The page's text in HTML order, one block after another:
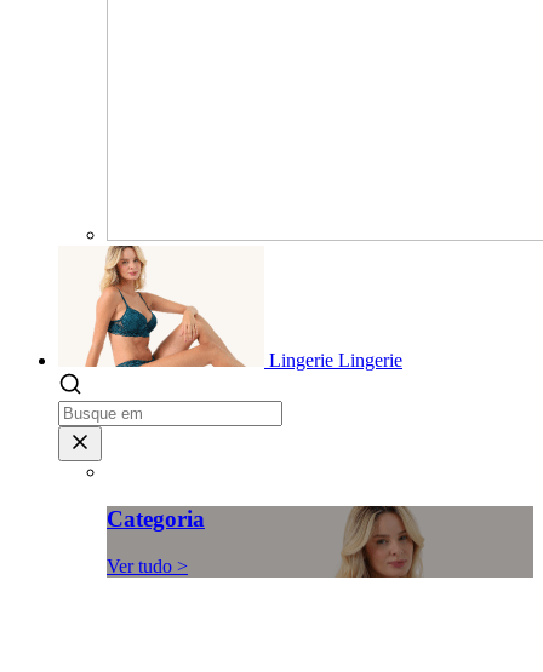
Lingerie Lingerie
Categoria
Ver tudo >